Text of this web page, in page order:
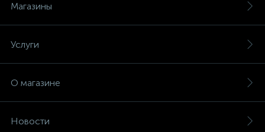
Магазины
Услуги
О магазине
Новости